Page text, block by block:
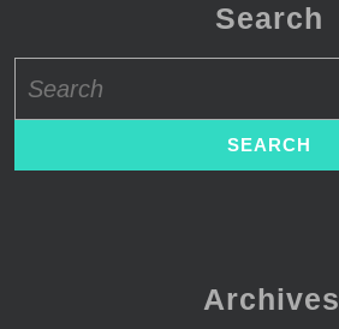
Search
for:
Archives